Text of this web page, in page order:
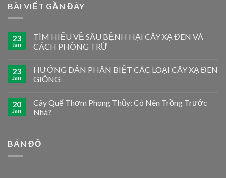
BÀI VIẾT GẦN ĐÂY
23
Jan
TÌM HIỂU VỀ SÂU BỆNH HẠI CÂY XẠ ĐEN VÀ
CÁCH PHÒNG TRỪ
23
Jan
HƯỚNG DẪN PHÂN BIỆT CÁC LOẠI CÂY XẠ ĐEN
GIỐNG
20
Jan
Cây Quế Thơm Phong Thủy: Có Nên Trồng Trước
Nhà?
BẢN ĐỒ